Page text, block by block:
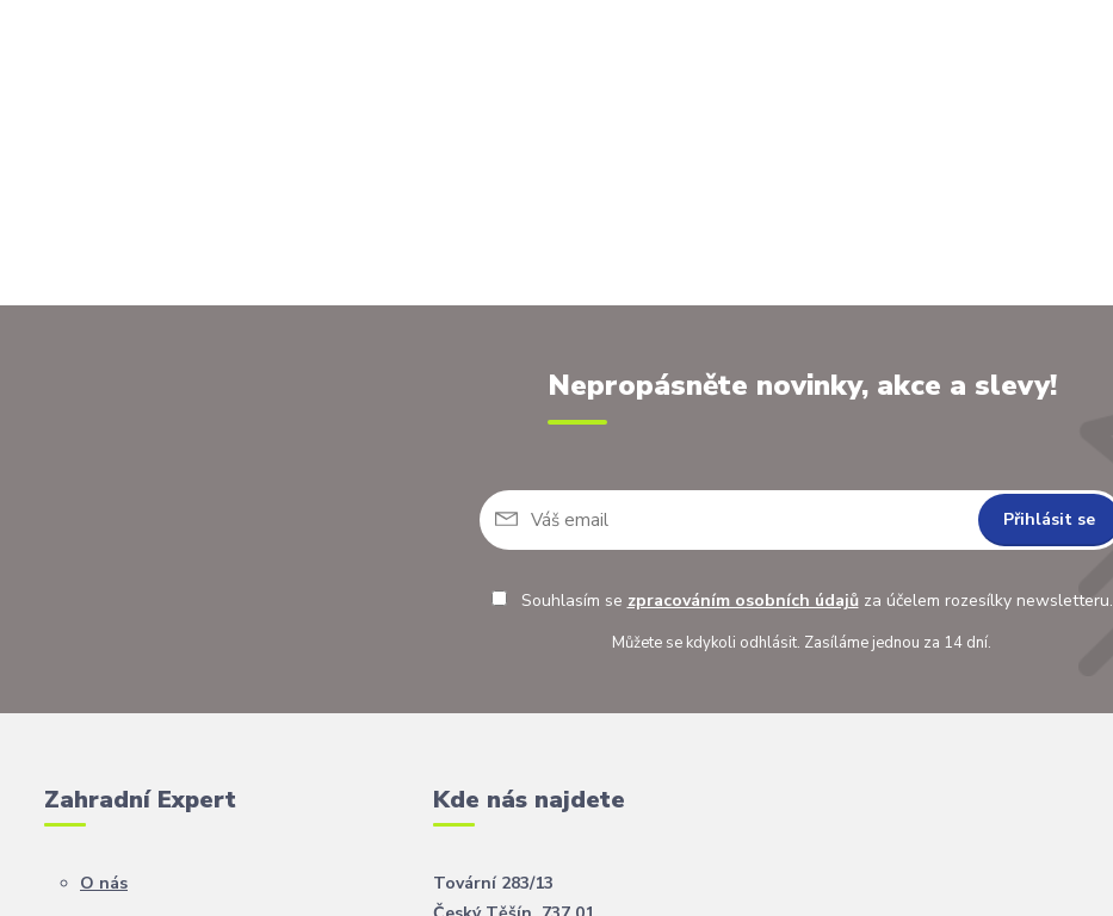
Nepropásněte novinky, akce a slevy!
Přihlásit se
Souhlasím se zpracováním osobních údajůza účelem rozesílky newsletteru.
Můžete se kdykoli odhlásit. Zasíláme jednou za 14 dní.
Zahradní Expert
O nás
Kde nás najdete
Tovární 283/13